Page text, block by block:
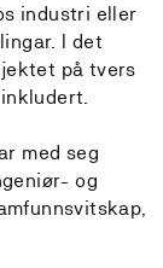
industri eller
I det
på tvers
med seg
og